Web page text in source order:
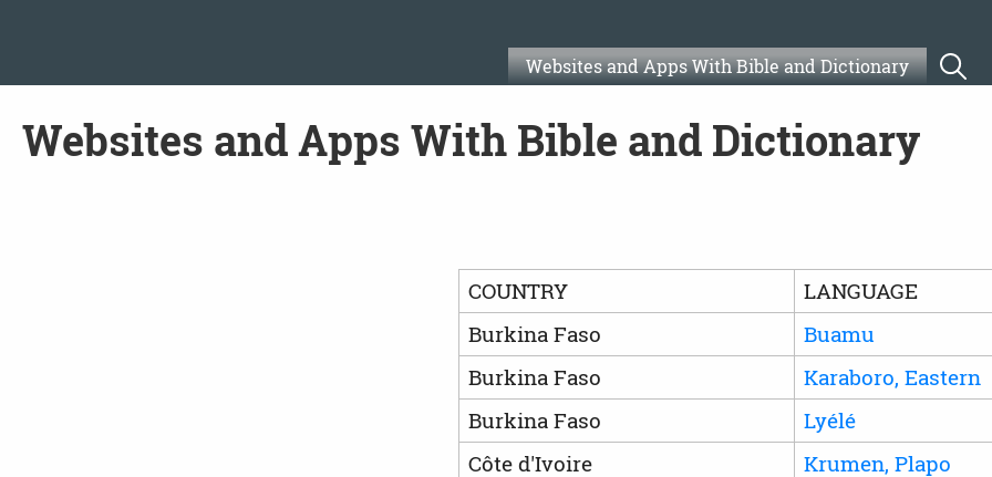
Websites and Apps With Bible and Dictionary
Websites and Apps With Bible and Dictionary
COUNTRY
LANGUAGE
Burkina Faso
Buamu
Burkina Faso
Karaboro, Eastern
Burkina Faso
Lyélé
Côte d'Ivoire
Krumen, Plapo